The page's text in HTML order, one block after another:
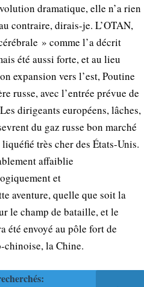
dramatique, elle n’a rien
contraire, dirais-je. L’OTAN,
» comme l’a décrit
été aussi forte, et au lieu
expansion vers l’est, Poutine
russe, avec l’entrée prévue de
dirigeants européens, lâches,
du gaz russe bon marché
très cher des États-Unis.
affaiblie
et
aventure, quelle que soit la
le champ de bataille, et le
été envoyé au pôle fort de
chinoise, la Chine.